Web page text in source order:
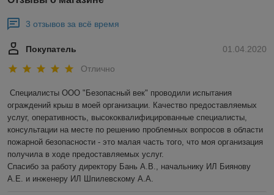
3 отзывов за всё время
01.04.2020
Покупатель
Отлично
Специалисты ООО "Безопасный век" проводили испытания
ограждений крыш в моей организации. Качество предоставляемых
услуг, оперативность, высококвалифицированные специалисты,
консультации на месте по решению проблемных вопросов в области
пожарной безопасности - это малая часть того, что моя организация
получила в ходе предоставляемых услуг.
Спасибо за работу директору Бань А.В., начальнику ИЛ Биянову
А.Е. и инженеру ИЛ Шпилевскому А.А.